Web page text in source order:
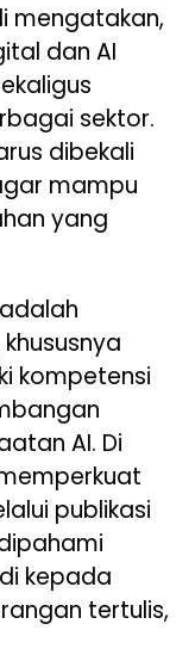
mengatakan,
dan AI
sektor.
dibekali
mampu
yang
kompetensi
AI. Di
publikasi
kepada
tertulis,